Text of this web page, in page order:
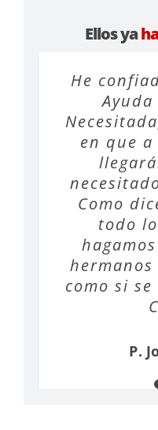
Ellos ya
He
en que
Como
todo
hermanos
como si
P.
Asistía a
de
países, y
que, a
sigan
tanta
llamada
y
Conocí
cómo
hacer
favor
me
vayan